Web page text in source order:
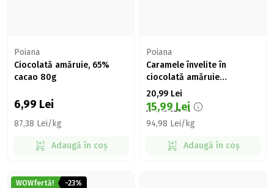
Poiana
Ciocolată amăruie, 65%
cacao 80g
6,99 Lei
87,38 Lei/kg
Adaugă în coș
Poiana
Caramele învelite în
ciocolată amăruie
Chokotoff 221g
20,99 Lei
15,99 Lei
94,98 Lei/kg
Adaugă în coș
WOWfertă!
-23%